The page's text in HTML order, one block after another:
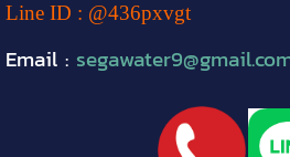
Line ID : @436pxvgt
Email :